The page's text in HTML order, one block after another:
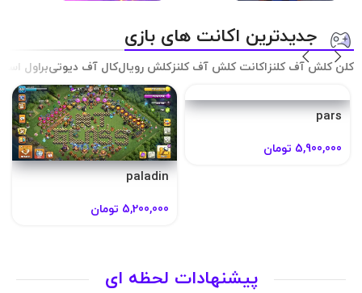
جدیدترین اکانت های بازی
کلن کلش آف کلنزاکانت کلش آف کلنزکلش رویالکال آف دیوتیبراول
karen
6,500,000 تومان
پیشنهادات لحظه ای